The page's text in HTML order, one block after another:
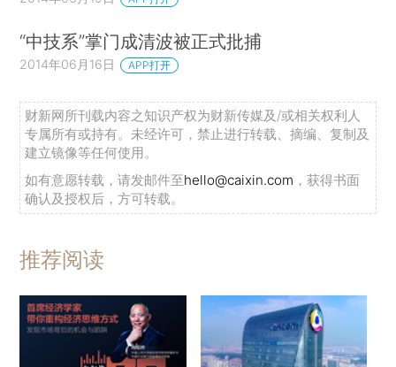
“中技系”掌门成清波被正式批捕
2014年06月16日 APP打开
财新网所刊载内容之知识产权为财新传媒及/或相关权利人
专属所有或持有。未经许可，禁止进行转载、摘编、复制及
建立镜像等任何使用。
如有意愿转载，请发邮件至hello@caixin.com ，获得书面
确认及授权后，方可转载。
推荐阅读